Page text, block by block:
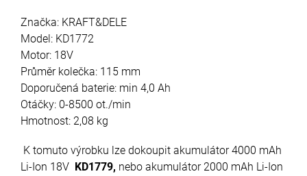
Značka: KRAFT&DELE
Model: KD1772
Motor: 18V
Průměr kolečka: 115 mm
Doporučená baterie: min 4,0 Ah
Otáčky: 0-8500 ot./min
Hmotnost: 2,08 kg
K tomuto výrobku lze dokoupit akumulátor 4000 mAh
Li-Ion 18V KD1779, nebo akumulátor 2000 mAh Li-Ion